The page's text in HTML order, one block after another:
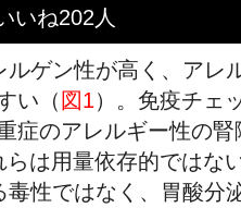
いね202人
ゲン性が高く、アレ
い（ 図1）。免疫チェ
症のアレルギー性の
らは用量依存的ではな
毒性ではなく、胃酸分